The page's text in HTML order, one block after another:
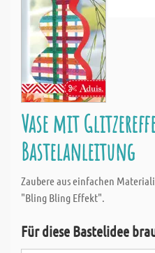
Vase mit
Bastelanleitung
Zaubere aus einfachen
"Bling Bling Effekt".
Für diese Bastelidee